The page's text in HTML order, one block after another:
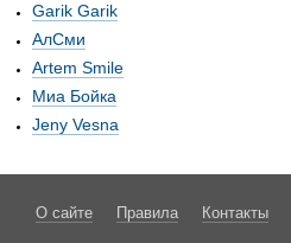
Garik Garik
АлСми
Artem Smile
Миа Бойка
Jeny Vesna
О сайте Правила Контакты